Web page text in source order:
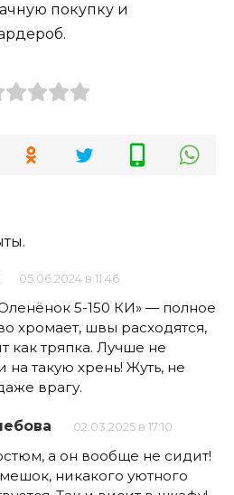
покупку и
05.06.2024 в 11:46
5-150 КИ» — полное
хромает, швы расходятся,
как тряпка. Лучше не
на такую хрень! Жуть, не
врагу.
02.03.2025 в 17:10
а он вообще не сидит!
никакого уютного